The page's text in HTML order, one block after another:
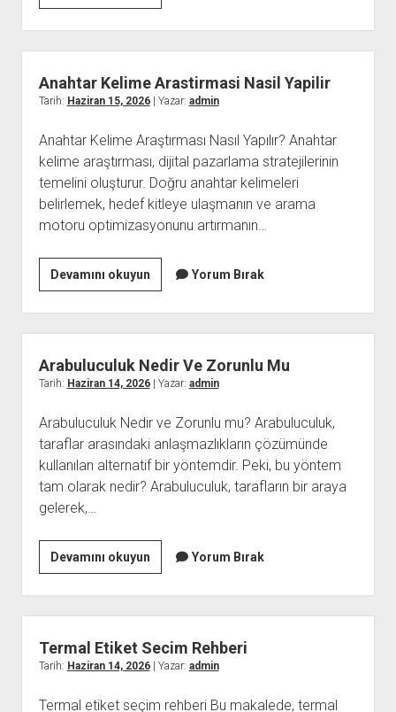
Diyetisyen
İle
Surdurulebilir
Beslenme
Anahtar Kelime Arastirmasi Nasil Yapilir
Tarih: Haziran 15, 2026| Yazar: admin
Anahtar Kelime Araştırması Nasıl Yapılır? Anahtar
kelime araştırması, dijital pazarlama stratejilerinin
temelini oluşturur. Doğru anahtar kelimeleri
belirlemek, hedef kitleye ulaşmanın ve arama
motoru optimizasyonunu artırmanın…
Devamını okuyunAnahtar
Kelime
Arastirmasi
Nasil
Yapilir
Yorum Bırak
Arabuluculuk Nedir Ve Zorunlu Mu
Tarih: Haziran 14, 2026| Yazar: admin
Arabuluculuk Nedir ve Zorunlu mu? Arabuluculuk,
taraflar arasındaki anlaşmazlıkların çözümünde
kullanılan alternatif bir yöntemdir. Peki, bu yöntem
tam olarak nedir? Arabuluculuk, tarafların bir araya
gelerek,…
Devamını okuyunArabuluculuk
Nedir
Ve
Zorunlu
Mu
Yorum Bırak
Termal Etiket Secim Rehberi
Tarih: Haziran 14, 2026| Yazar: admin
Termal etiket seçim rehberi Bu makalede, termal